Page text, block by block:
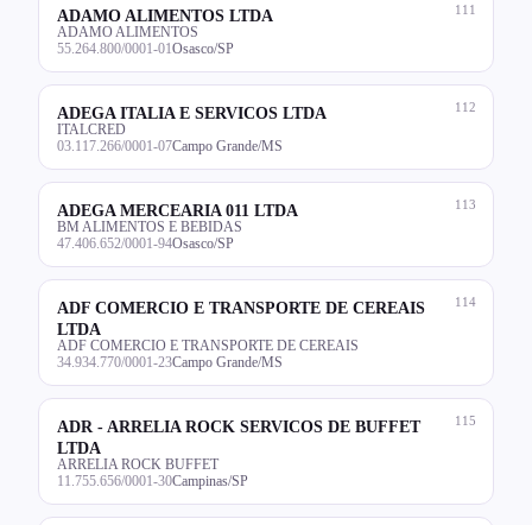
111
ADAMO ALIMENTOS LTDA
ADAMO ALIMENTOS
55.264.800/0001-01 Osasco/SP
112
ADEGA ITALIA E SERVICOS LTDA
ITALCRED
03.117.266/0001-07Campo Grande/MS
113
ADEGA MERCEARIA 011 LTDA
BM ALIMENTOS E BEBIDAS
47.406.652/0001-94Osasco/SP
114
ADF COMERCIO E TRANSPORTE DE CEREAIS
LTDA
ADF COMERCIO E TRANSPORTE DE CEREAIS
34.934.770/0001-23Campo Grande/MS
115
ADR - ARRELIA ROCK SERVICOS DE BUFFET
LTDA
ARRELIA ROCK BUFFET
11.755.656/0001-30Campinas/SP